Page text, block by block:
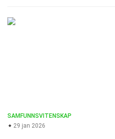
SAMFUNNSVITENSKAP
29 jan 2026